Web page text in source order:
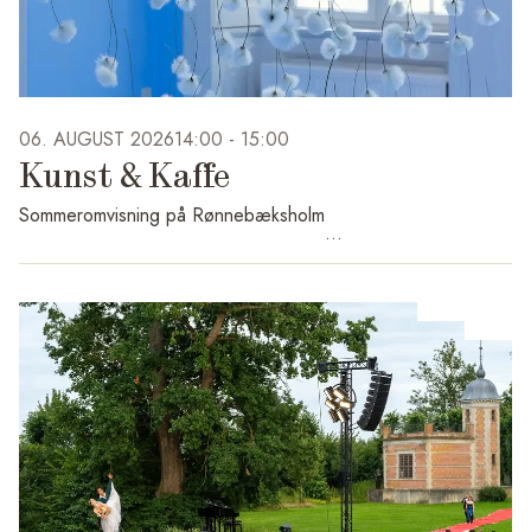
06. AUGUST 202614:00 - 15:00
Kunst & Kaffe
Sommeromvisning på Rønnebæksholm
Hver torsdag i juli og august kl. 14.00–15.00
Kom med på en gratis kunstomvisning og oplev sommerens
aktuelle udstillinger på Rønnebæksholm, ALL RISE af Eliyah
Mesayer og Paarivatsigit – Vi passer på dig af Bolatta Silis-
Høegh.
I ALL RISE af Eliyah Mesayer inviteres publikum ind i den
fiktive stat Illiyeen, hvor installationer, poesi og performative
værker udforsker temaer som migration, tilhørsforhold, håb